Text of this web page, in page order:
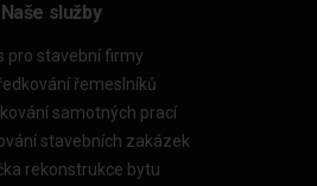
Naše služby
pro stavební firmy
řemeslníků
samotných prací
stavebních zakázek
rekonstrukce bytu